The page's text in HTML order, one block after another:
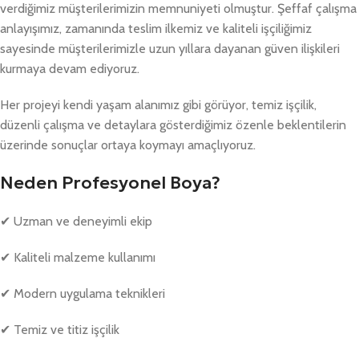
verdiğimiz müşterilerimizin memnuniyeti olmuştur. Şeffaf çalışma
anlayışımız, zamanında teslim ilkemiz ve kaliteli işçiliğimiz
sayesinde müşterilerimizle uzun yıllara dayanan güven ilişkileri
kurmaya devam ediyoruz.
Her projeyi kendi yaşam alanımız gibi görüyor, temiz işçilik,
düzenli çalışma ve detaylara gösterdiğimiz özenle beklentilerin
üzerinde sonuçlar ortaya koymayı amaçlıyoruz.
Neden Profesyonel Boya?
✔ Uzman ve deneyimli ekip
✔ Kaliteli malzeme kullanımı
✔ Modern uygulama teknikleri
✔ Temiz ve titiz işçilik